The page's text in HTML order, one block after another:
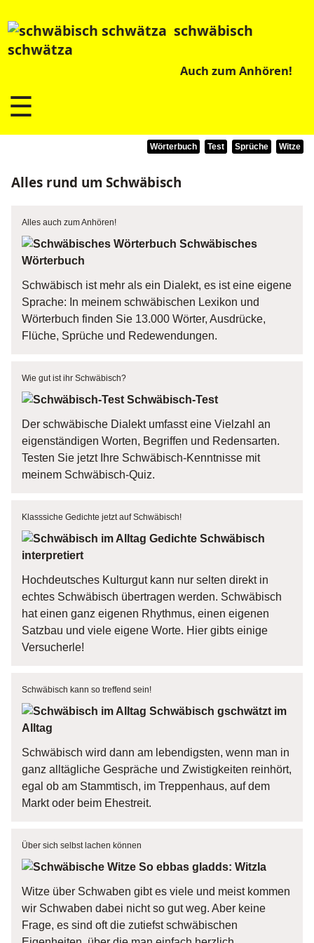
schwäbisch
schwätza
Auch zum Anhören!
☰
Wörterbuch Test Sprüche Witze
Alles rund um Schwäbisch
Alles auch zum Anhören!
Schwäbisches
Wörterbuch
Schwäbisch ist mehr als ein Dialekt, es ist eine eigene
Sprache: In meinem schwäbischen Lexikon und
Wörterbuch finden Sie 13.000 Wörter, Ausdrücke,
Flüche, Sprüche und Redewendungen.
Wie gut ist ihr Schwäbisch?
Schwäbisch-Test
Der schwäbische Dialekt umfasst eine Vielzahl an
eigenständigen Worten, Begriffen und Redensarten.
Testen Sie jetzt Ihre Schwäbisch-Kenntnisse mit
meinem Schwäbisch-Quiz.
Klasssiche Gedichte jetzt auf Schwäbisch!
Gedichte Schwäbisch
interpretiert
Hochdeutsches Kulturgut kann nur selten direkt in
echtes Schwäbisch übertragen werden. Schwäbisch
hat einen ganz eigenen Rhythmus, einen eigenen
Satzbau und viele eigene Worte. Hier gibts einige
Versucherle!
Schwäbisch kann so treffend sein!
Schwäbisch gschwätzt im
Alltag
Schwäbisch wird dann am lebendigsten, wenn man in
ganz alltägliche Gespräche und Zwistigkeiten reinhört,
egal ob am Stammtisch, im Treppenhaus, auf dem
Markt oder beim Ehestreit.
Über sich selbst lachen können
So ebbas gladds: Witzla
Witze über Schwaben gibt es viele und meist kommen
wir Schwaben dabei nicht so gut weg. Aber keine
Frage, es sind oft die zutiefst schwäbischen